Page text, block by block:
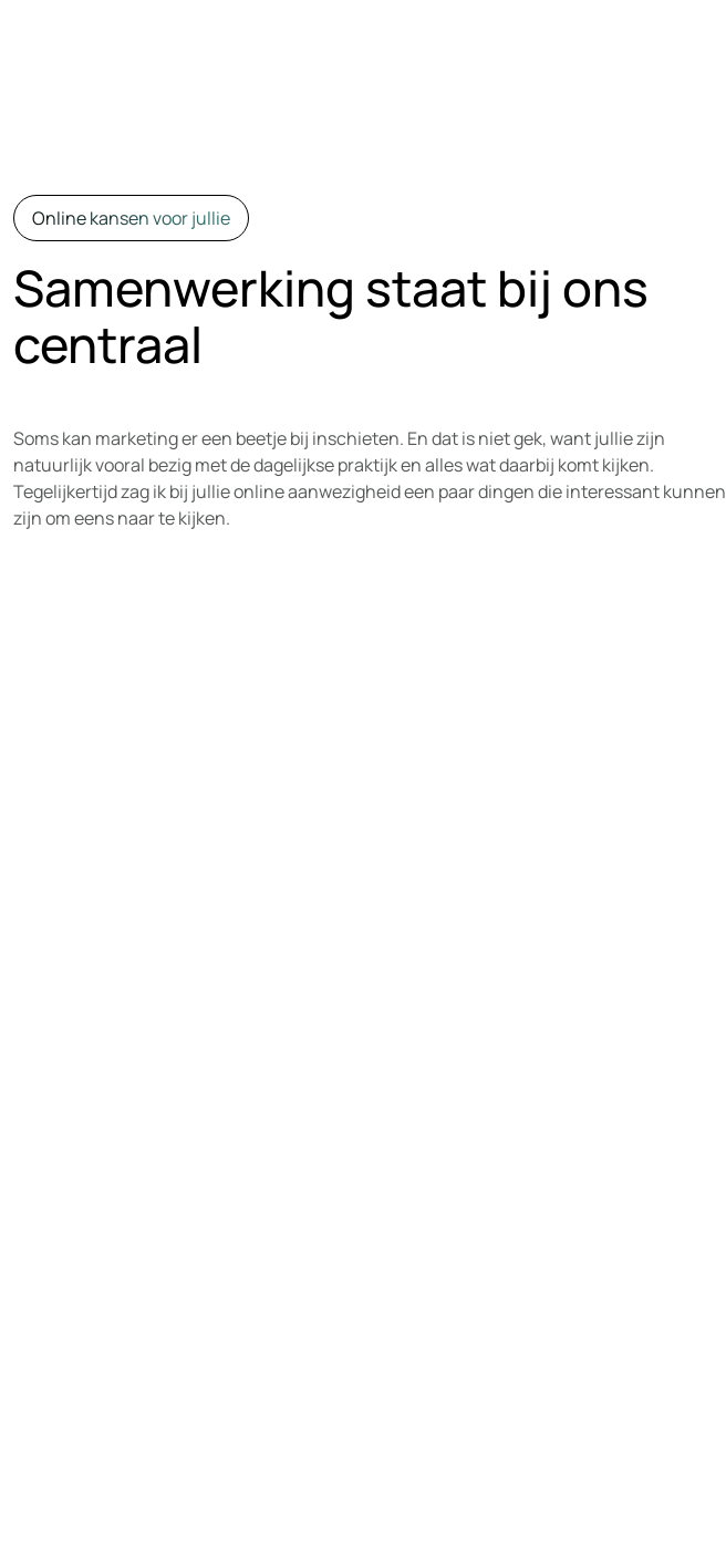
Online kansen voor jullie
Samenwerking staat bij ons
centraal
Soms kan marketing er een beetje bij inschieten. En dat is niet gek, want jullie zijn
natuurlijk vooral bezig met de dagelijkse praktijk en alles wat daarbij komt kijken.
Tegelijkertijd zag ik bij jullie online aanwezigheid een paar dingen die interessant kunnen
zijn om eens naar te kijken.